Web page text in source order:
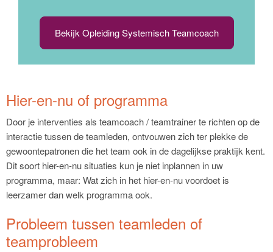
Bekijk Opleiding Systemisch Teamcoach
Hier-en-nu of programma
Door je interventies als teamcoach / teamtrainer te richten op de
interactie tussen de teamleden, ontvouwen zich ter plekke de
gewoontepatronen die het team ook in de dagelijkse praktijk kent.
Dit soort hier-en-nu situaties kun je niet inplannen in uw
programma, maar: Wat zich in het hier-en-nu voordoet is
leerzamer dan welk programma ook.
Probleem tussen teamleden of
teamprobleem